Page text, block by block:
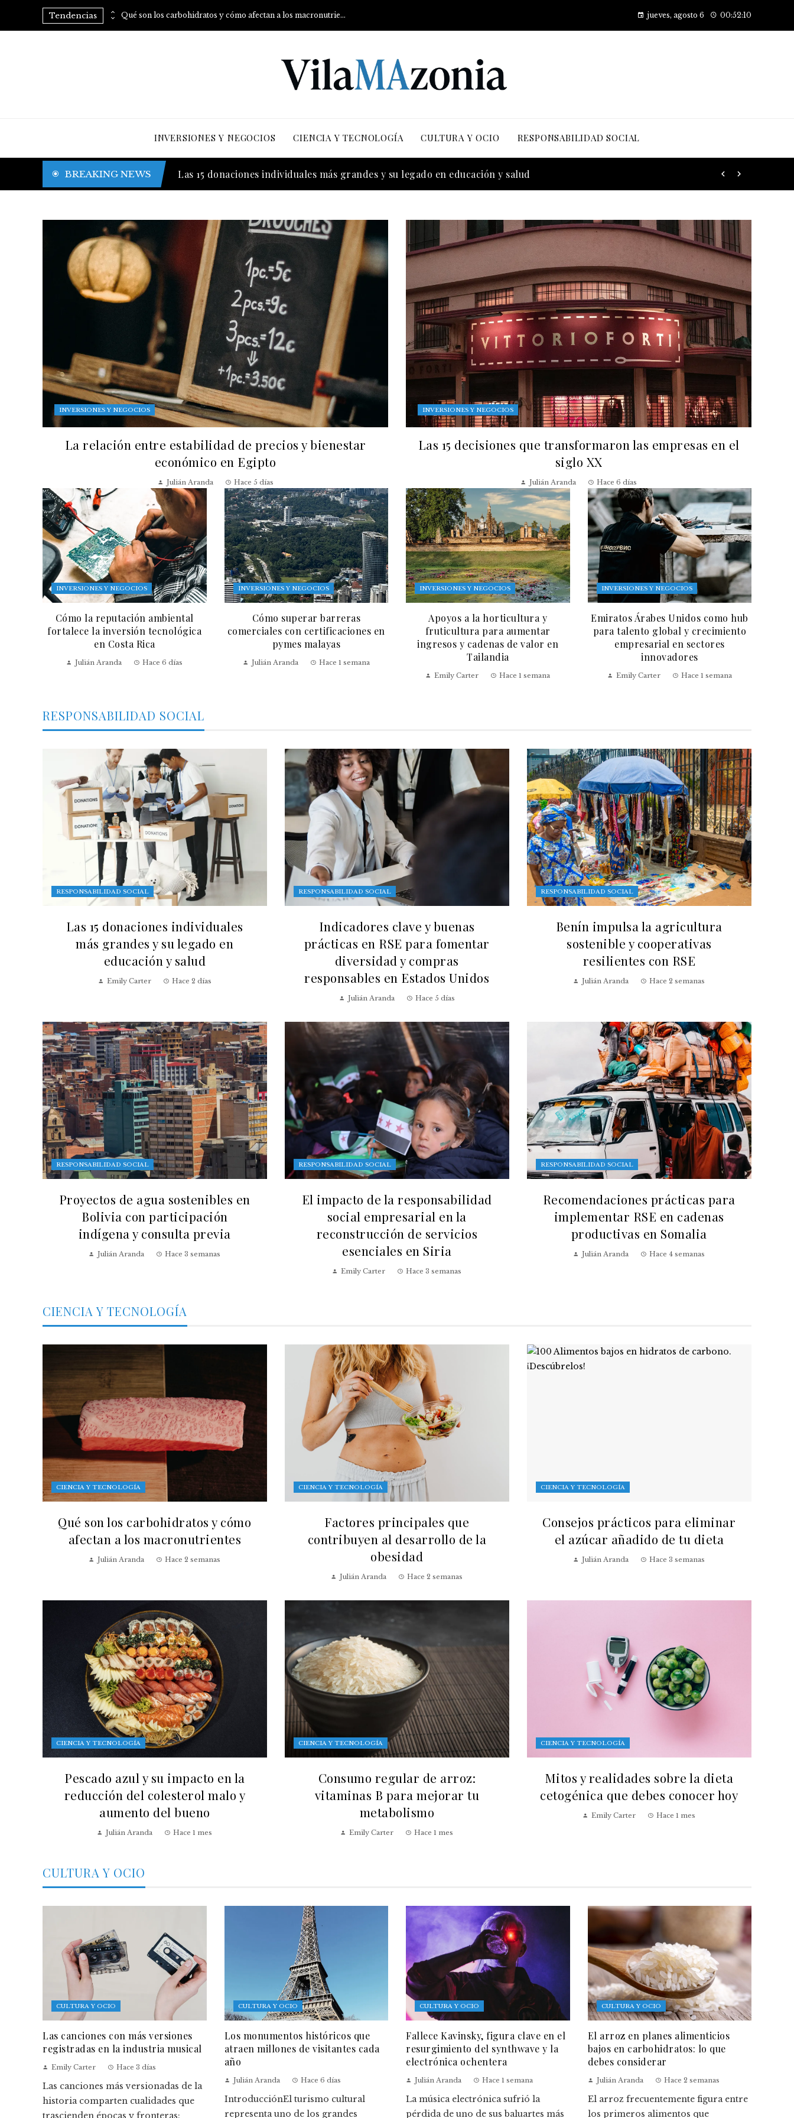
Tendencias Consumo regular de arroz: vitaminas B para mejorar tu metabolismo Qué son los carbohidratos y cómo afectan a los macronutrientes jueves, agosto 6 00:52:12
INVERSIONES Y NEGOCIOS CIENCIA Y TECNOLOGÍA CULTURA Y OCIO RESPONSABILIDAD SOCIAL
BREAKING NEWS Las canciones con más versiones registradas en la industria musical
INVERSIONES Y NEGOCIOS
La relación entre estabilidad de precios y bienestar
económico en Egipto
Julián Aranda Hace 5 días
INVERSIONES Y NEGOCIOS
Las 15 decisiones que transformaron las empresas en el
siglo XX
Julián Aranda Hace 6 días
INVERSIONES Y NEGOCIOS
Cómo la reputación ambiental
fortalece la inversión tecnológica
en Costa Rica
Julián Aranda Hace 6 días
INVERSIONES Y NEGOCIOS
Cómo superar barreras
comerciales con certificaciones en
pymes malayas
Julián Aranda Hace 1 semana
INVERSIONES Y NEGOCIOS
Apoyos a la horticultura y
fruticultura para aumentar
ingresos y cadenas de valor en
Tailandia
Emily Carter Hace 1 semana
INVERSIONES Y NEGOCIOS
Emiratos Árabes Unidos como hub
para talento global y crecimiento
empresarial en sectores
innovadores
Emily Carter Hace 1 semana
RESPONSABILIDAD SOCIAL
RESPONSABILIDAD SOCIAL
Las 15 donaciones individuales
más grandes y su legado en
educación y salud
Emily Carter Hace 2 días
RESPONSABILIDAD SOCIAL
Indicadores clave y buenas
prácticas en RSE para fomentar
diversidad y compras
responsables en Estados Unidos
Julián Aranda Hace 5 días
RESPONSABILIDAD SOCIAL
Benín impulsa la agricultura
sostenible y cooperativas
resilientes con RSE
Julián Aranda Hace 2 semanas
RESPONSABILIDAD SOCIAL
Proyectos de agua sostenibles en
Bolivia con participación
indígena y consulta previa
Julián Aranda Hace 3 semanas
RESPONSABILIDAD SOCIAL
El impacto de la responsabilidad
social empresarial en la
reconstrucción de servicios
esenciales en Siria
Emily Carter Hace 3 semanas
RESPONSABILIDAD SOCIAL
Recomendaciones prácticas para
implementar RSE en cadenas
productivas en Somalia
Julián Aranda Hace 4 semanas
CIENCIA Y TECNOLOGÍA
CIENCIA Y TECNOLOGÍA
Qué son los carbohidratos y cómo
afectan a los macronutrientes
Julián Aranda Hace 2 semanas
CIENCIA Y TECNOLOGÍA
Factores principales que
contribuyen al desarrollo de la
obesidad
Julián Aranda Hace 2 semanas
CIENCIA Y TECNOLOGÍA
Consejos prácticos para eliminar
el azúcar añadido de tu dieta
Julián Aranda Hace 3 semanas
CIENCIA Y TECNOLOGÍA
Pescado azul y su impacto en la
reducción del colesterol malo y
aumento del bueno
Julián Aranda Hace 1 mes
CIENCIA Y TECNOLOGÍA
Consumo regular de arroz:
vitaminas B para mejorar tu
metabolismo
Emily Carter Hace 1 mes
CIENCIA Y TECNOLOGÍA
Mitos y realidades sobre la dieta
cetogénica que debes conocer hoy
Emily Carter Hace 1 mes
CULTURA Y OCIO
CULTURA Y OCIO
Las canciones con más versiones
registradas en la industria musical
Emily Carter Hace 3 días
Las canciones más versionadas de la
historia comparten cualidades que
trascienden épocas y fronteras:
CULTURA Y OCIO
Los monumentos históricos que
atraen millones de visitantes cada
año
Julián Aranda Hace 6 días
IntroducciónEl turismo cultural
representa uno de los grandes
CULTURA Y OCIO
Fallece Kavinsky, figura clave en el
resurgimiento del synthwave y la
electrónica ochentera
Julián Aranda Hace 1 semana
La música electrónica sufrió la
pérdida de uno de sus baluartes más
CULTURA Y OCIO
El arroz en planes alimenticios
bajos en carbohidratos: lo que
debes considerar
Julián Aranda Hace 2 semanas
El arroz frecuentemente figura entre
los primeros alimentos que